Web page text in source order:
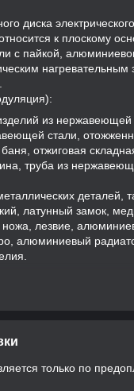
диска
к плоскому
с пайкой,
нагревательным
из нержавеющей
стали,
отжиговая
труба из
деталей,
латунный замок,
ножа, лезвие,
алюминиевый
только по